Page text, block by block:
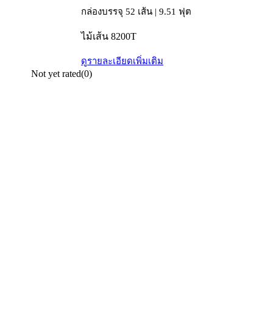
กล่องบรรจุ 52 เส้น | 9.51 ฟุต
ไม้เส้น 8200T
ดูรายละเอียดเพิ่มเติม
Not yet rated(0)